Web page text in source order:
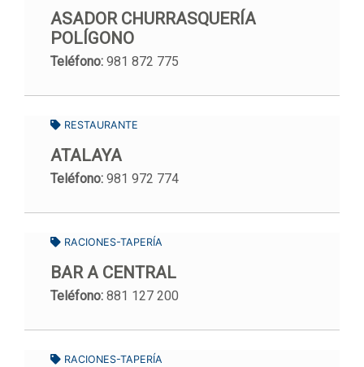
ASADOR CHURRASQUERÍA
POLÍGONO
Teléfono: 981 872 775
RESTAURANTE
ATALAYA
Teléfono: 981 972 774
RACIONES-TAPERÍA
BAR A CENTRAL
Teléfono: 881 127 200
RACIONES-TAPERÍA